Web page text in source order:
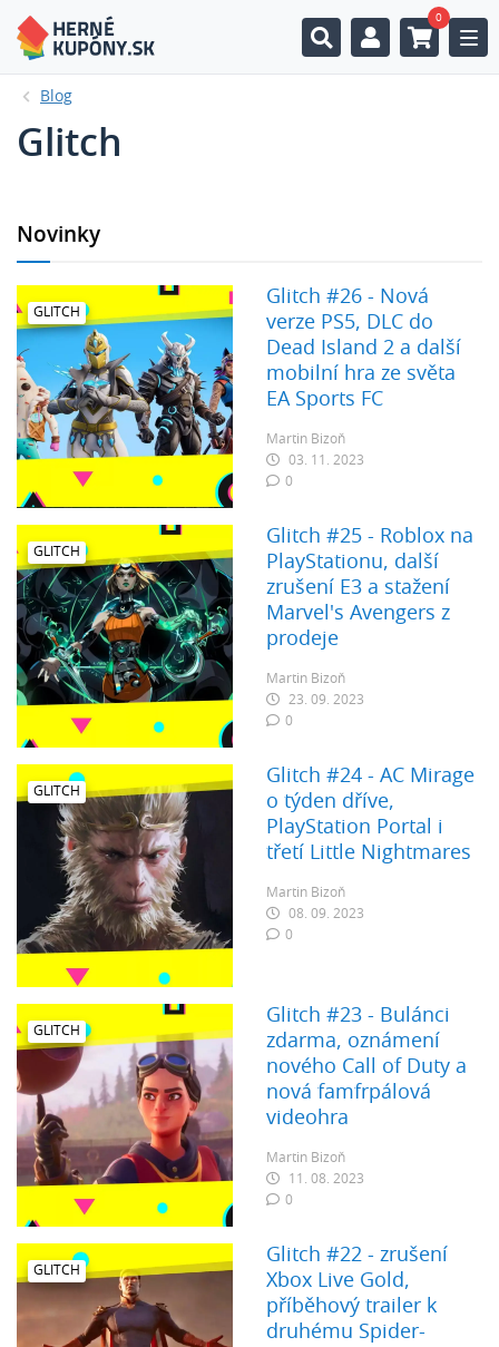
0
Blog
Glitch
Novinky
GLITCH
Glitch #26 - Nová
verze PS5, DLC do
Dead Island 2 a další
mobilní hra ze světa
EA Sports FC
Martin Bizoň
03. 11. 2023
0
GLITCH
Glitch #25 - Roblox na
PlayStationu, další
zrušení E3 a stažení
Marvel's Avengers z
prodeje
Martin Bizoň
23. 09. 2023
0
GLITCH
Glitch #24 - AC Mirage
o týden dříve,
PlayStation Portal i
třetí Little Nightmares
Martin Bizoň
08. 09. 2023
0
GLITCH
Glitch #23 - Bulánci
zdarma, oznámení
nového Call of Duty a
nová famfrpálová
videohra
Martin Bizoň
11. 08. 2023
0
GLITCH
Glitch #22 - zrušení
Xbox Live Gold,
příběhový trailer k
druhému Spider-